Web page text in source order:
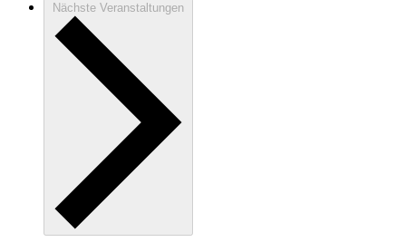
Nächste Veranstaltungen